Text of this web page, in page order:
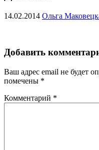
14.02.2014 Ольга
Добавить
Ваш адрес email не будет
помечены *
Комментарий *